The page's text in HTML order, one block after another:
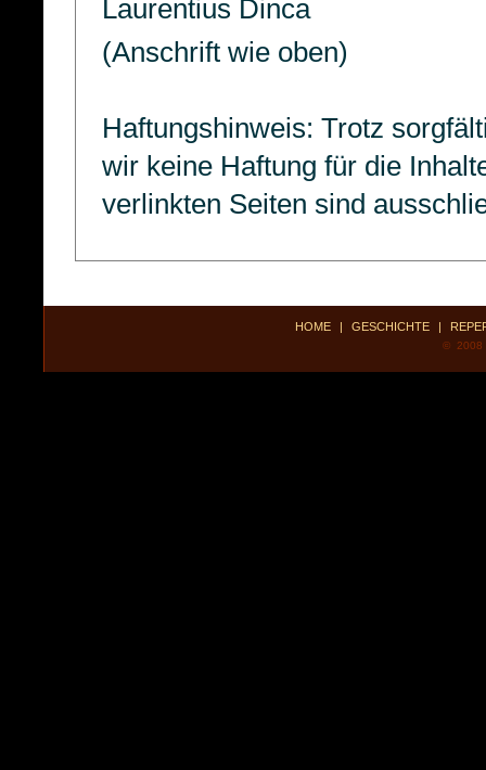
Laurentius Dinca
(Anschrift wie oben)
Haftungshinweis: Trotz
wir keine Haftung für die
verlinkten Seiten sind
HOME |GESCHICHTE |
© 2008